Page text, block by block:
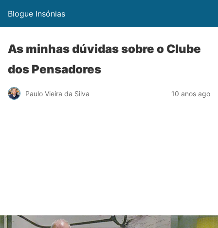
Blogue Insónias
As minhas dúvidas sobre o Clube
dos Pensadores
Paulo Vieira da Silva 10 anos ago